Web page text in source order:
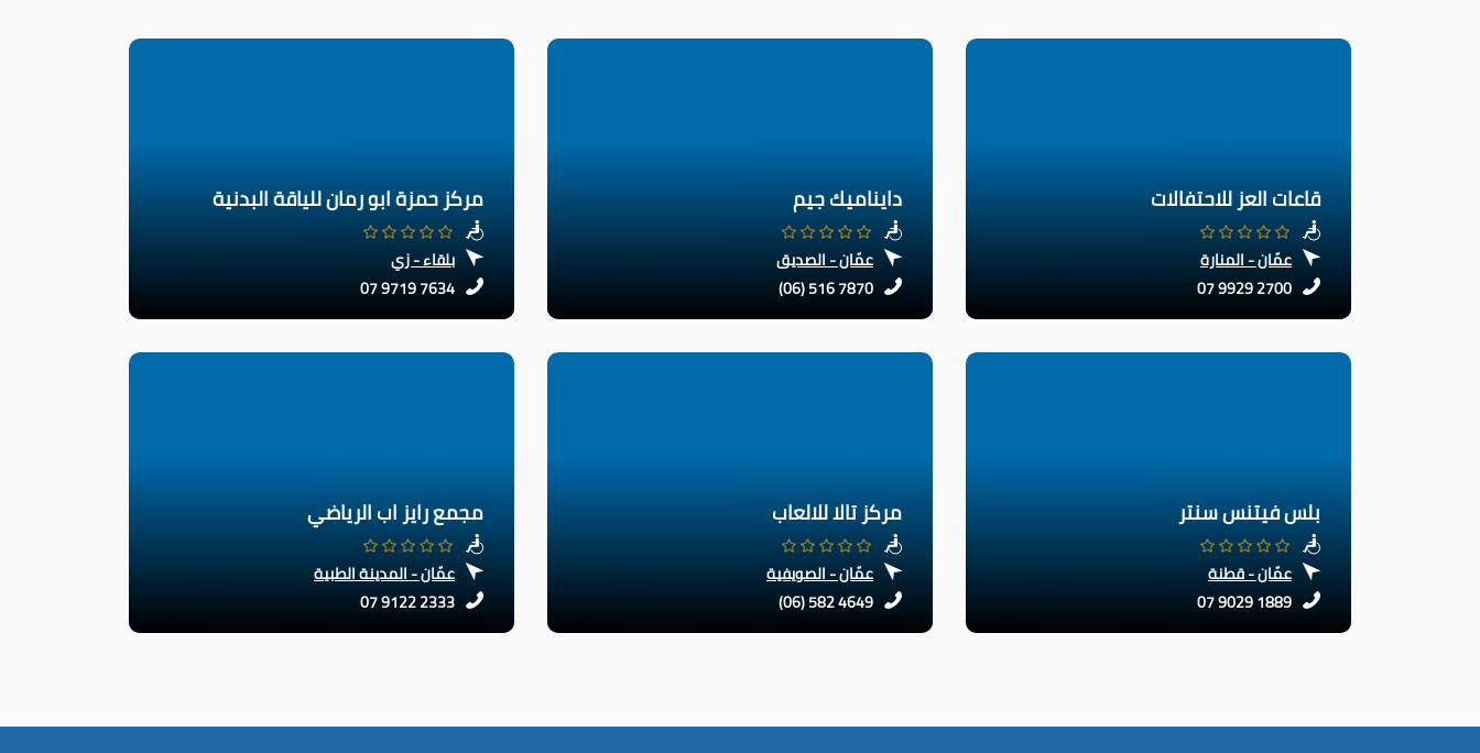
قاعات العز للاحتفالات
عمّان - المنارة
07 9929 2700
دايناميك جيم
عمّان - الصديق
(06) 516 7870
مركز حمزة ابو رمان للياقة البدنية
بلقاء - زي
07 9719 7634
بلس فيتنس سنتر
عمّان - قطنة
07 9029 1889
مركز تالا للالعاب
عمّان - الصويفية
(06) 582 4649
مجمع رايز اب الرياضي
عمّان - المدينة الطبية
07 9122 2333